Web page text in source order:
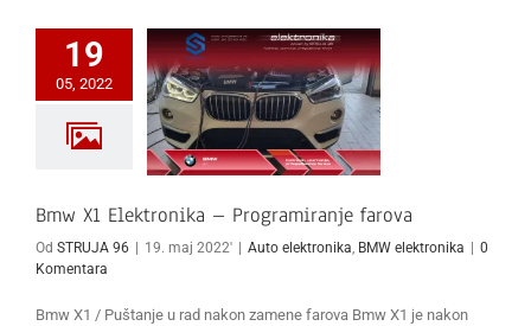
19
05, 2022
Bmw X1 Elektronika –
elektronika
Bmw X1 Elektronika – Programiranje farova
Od STRUJA 96 19. maj 2022' Auto elektronika, BMW elektronika
0
Komentara
Bmw X1 / Puštanje u rad nakon zamene farova Bmw X1 je nakon